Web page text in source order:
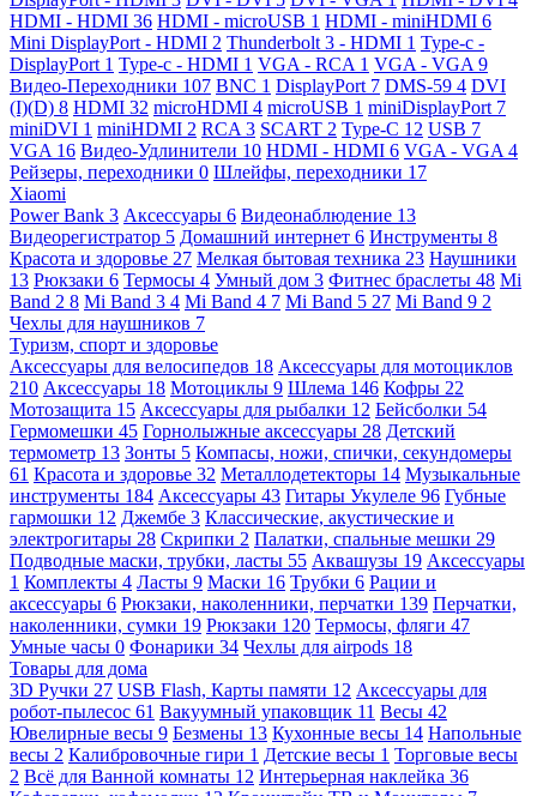
HDMI - HDMI 36 HDMI - microUSB 1 HDMI - miniHDMI 6
Mini DisplayPort - HDMI 2 Thunderbolt 3 - HDMI 1 Type-c -
DisplayPort 1 Type-c - HDMI 1 VGA - RCA 1 VGA - VGA 9
Видео-Переходники 107 BNC 1 DisplayPort 7 DMS-59 4 DVI
(I)(D) 8 HDMI 32 microHDMI 4 microUSB 1 miniDisplayPort 7
miniDVI 1 miniHDMI 2 RCA 3 SCART 2 Type-C 12 USB 7
VGA 16 Видео-Удлинители 10 HDMI - HDMI 6 VGA - VGA 4
Рейзеры, переходники 0 Шлейфы, переходники 17
Xiaomi
Power Bank 3 Аксессуары 6 Видеонаблюдение 13
Видеорегистратор 5 Домашний интернет 6 Инструменты 8
Красота и здоровье 27 Мелкая бытовая техника 23 Наушники
13 Рюкзаки 6 Термосы 4 Умный дом 3 Фитнес браслеты 48 Mi
Band 2 8 Mi Band 3 4 Mi Band 4 7 Mi Band 5 27 Mi Band 9 2
Чехлы для наушников 7
Туризм, спорт и здоровье
Аксессуары для велосипедов 18 Аксессуары для мотоциклов
210 Аксессуары 18 Мотоциклы 9 Шлема 146 Кофры 22
Мотозащита 15 Аксессуары для рыбалки 12 Бейсболки 54
Гермомешки 45 Горнолыжные аксессуары 28 Детский
термометр 13 Зонты 5 Компасы, ножи, спички, секундомеры
61 Красота и здоровье 32 Металлодетекторы 14 Музыкальные
инструменты 184 Аксессуары 43 Гитары Укулеле 96 Губные
гармошки 12 Джембе 3 Классические, акустические и
электрогитары 28 Скрипки 2 Палатки, спальные мешки 29
Подводные маски, трубки, ласты 55 Аквашузы 19 Аксессуары
1 Комплекты 4 Ласты 9 Маски 16 Трубки 6 Рации и
аксессуары 6 Рюкзаки, наколенники, перчатки 139 Перчатки,
наколенники, сумки 19 Рюкзаки 120 Термосы, фляги 47
Умные часы 0 Фонарики 34 Чехлы для airpods 18
Товары для дома
3D Ручки 27 USB Flash, Карты памяти 12 Аксессуары для
робот-пылесос 61 Вакуумный упаковщик 11 Весы 42
Ювелирные весы 9 Безмены 13 Кухонные весы 14 Напольные
весы 2 Калибровочные гири 1 Детские весы 1 Торговые весы
2 Всё для Ванной комнаты 12 Интерьерная наклейка 36